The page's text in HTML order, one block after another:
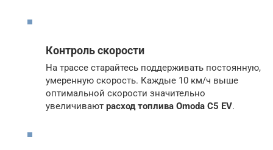
Контроль скорости
На трассе старайтесь поддерживать постоянную,
умеренную скорость. Каждые 10 км/ч выше
оптимальной скорости значительно
увеличивают расход топлива Omoda C5 EV.